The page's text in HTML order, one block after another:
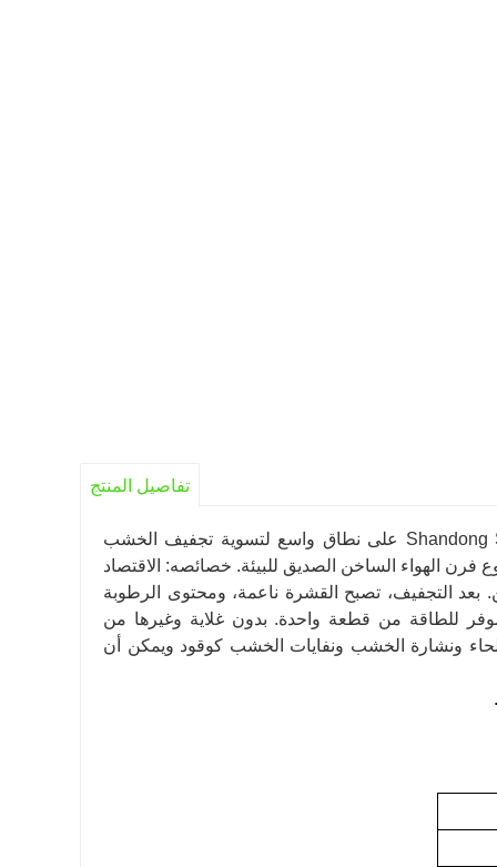
تفاصيل المنتج
يتم استخدام مجفف القشرة الذي تنتجه شركة Shandong Shine Machinery Co., Ltd على نطاق واسع لتسوية تجفيف الخشب
فرن الهواء الساخن الصديق للبيئة. خصائصه: الاقتصاد
بعد التجفيف، تصبح القشرة ناعمة، ومحتوى الرطوبة
للطاقة من قطعة واحدة. بدون غلاية وغيرها من
ونشارة الخشب ونفايات الخشب كوقود ويمكن أن